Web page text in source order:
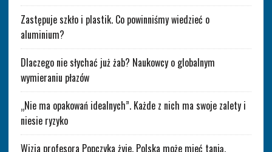
Zastępuje szkło i plastik. Co powinniśmy wiedzieć o
aluminium?
Dlaczego nie słychać już żab? Naukowcy o globalnym
wymieraniu płazów
„Nie ma opakowań idealnych”. Każde z nich ma swoje zalety i
niesie ryzyko
Wizja profesora Popczyka żyje. Polska może mieć tanią,